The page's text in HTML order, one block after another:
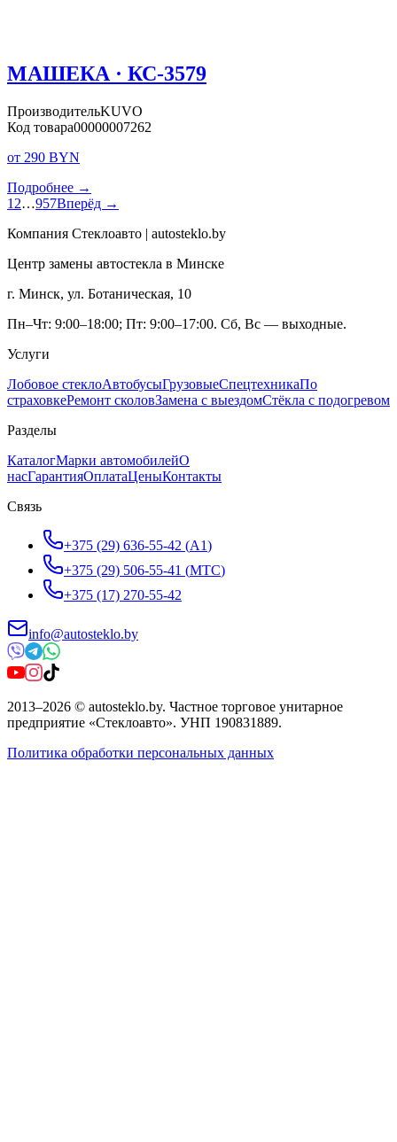
МАШЕКА · КС-3579
ПроизводительKUVO
Код товара00000007262
от 290 BYN
Подробнее →
1 2…957Вперёд →
Компания Стеклоавто | autosteklo.by
Центр замены автостекла в Минске
г. Минск, ул. Ботаническая, 10
Пн–Чт: 9:00–18:00; Пт: 9:00–17:00. Сб, Вс — выходные.
Услуги
Лобовое стеклоАвтобусыГрузовыеСпецтехникаПо
страховкеРемонт сколовЗамена с выездомСтёкла с подогревом
Разделы
КаталогМарки автомобилейО
насГарантияОплатаЦеныКонтакты
Связь
+375 (29) 636-55-42 (A1)
+375 (29) 506-55-41 (МТС)
+375 (17) 270-55-42
info@autosteklo.by
2013–2026 © autosteklo.by. Частное торговое унитарное
предприятие «Стеклоавто». УНП 190831889.
Политика обработки персональных данных